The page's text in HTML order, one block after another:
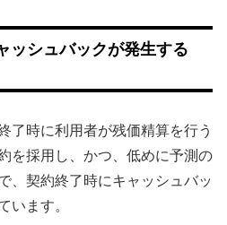
ッシュバックが発生する
了時に利用者が残価精算を行う
を採用し、かつ、低めに予測の
、契約終了時にキャッシュバッ
います。